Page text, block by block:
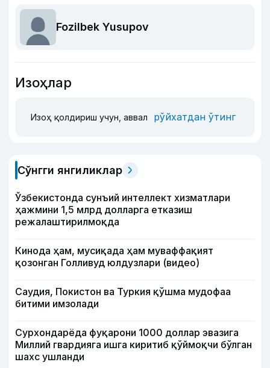
Fozilbek Yusupov
Изоҳлар
Изоҳ қолдириш учун, аввал рўйхатдан ўтинг
Сўнгги янгиликлар
Ўзбекистонда сунъий интеллект хизматлари
ҳажмини 1,5 млрд долларга етказиш
режалаштирилмоқда
Кинода ҳам, мусиқада ҳам муваффақият
қозонган Голливуд юлдузлари (видео)
Саудия, Покистон ва Туркия қўшма мудофаа
битими имзолади
Сурхондарёда фуқарони 1000 доллар эвазига
Миллий гвардияга ишга киритиб қўймоқчи бўлган
шахс ушланди